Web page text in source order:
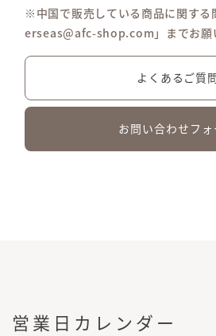
※中国で販売している商品に関す
erseas@afc-shop.com」までお願
よくあるご質
お問い合わせフォ
営業日カレンダー